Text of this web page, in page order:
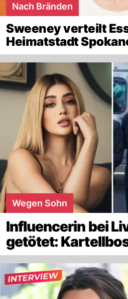
Nach Bränden
Sweeney verteilt
Heimatstadt
Wegen Sohn
Influencerin bei
getötet: